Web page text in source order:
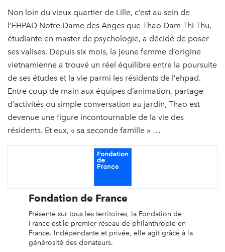
Non loin du vieux quartier de Lille, c’est au sein de
l’EHPAD Notre Dame des Anges que Thao Dam Thi Thu,
étudiante en master de psychologie, a décidé de poser
ses valises. Depuis six mois, la jeune femme d’origine
vietnamienne a trouvé un réel équilibre entre la poursuite
de ses études et la vie parmi les résidents de l’ehpad.
Entre coup de main aux équipes d’animation, partage
d’activités ou simple conversation au jardin, Thao est
devenue une figure incontournable de la vie des
résidents. Et eux, « sa seconde famille » …
Fondation de France
Présente sur tous les territoires, la Fondation de
France est le premier réseau de philanthropie en
France. Indépendante et privée, elle agit grâce à la
générosité des donateurs.